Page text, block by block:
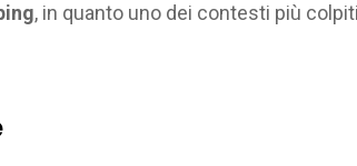
, in quanto uno dei contesti più